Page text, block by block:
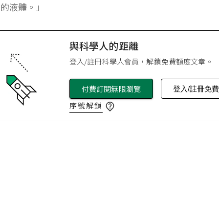
液體。」
與科學人的距離
登入/註冊科學人會員，解鎖免費額度文章。
付費訂閱無限瀏覽 登入/註冊免
序號解鎖